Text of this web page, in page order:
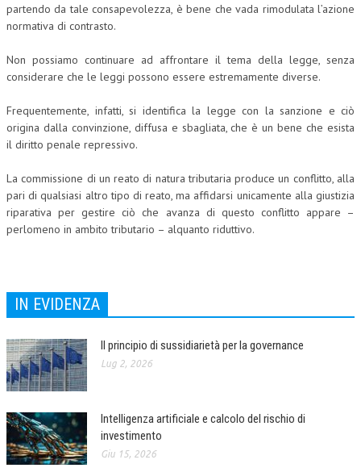
partendo da tale consapevolezza, è bene che vada rimodulata l’azione
normativa di contrasto.
Non possiamo continuare ad affrontare il tema della legge, senza
considerare che le leggi possono essere estremamente diverse.
Frequentemente, infatti, si identifica la legge con la sanzione e ciò
origina dalla convinzione, diffusa e sbagliata, che è un bene che esista
il diritto penale repressivo.
La commissione di un reato di natura tributaria produce un conflitto, alla
pari di qualsiasi altro tipo di reato, ma affidarsi unicamente alla giustizia
riparativa per gestire ciò che avanza di questo conflitto appare –
perlomeno in ambito tributario – alquanto riduttivo.
IN EVIDENZA
Il principio di sussidiarietà per la governance
Lug 2, 2026
Intelligenza artificiale e calcolo del rischio di
investimento
Giu 15, 2026